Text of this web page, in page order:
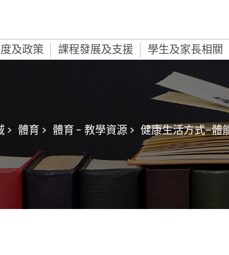
及政策 課程發展及支援 學生及家長相關
> 體育 > 體育 - 教學資源 > 健康生活方式–體